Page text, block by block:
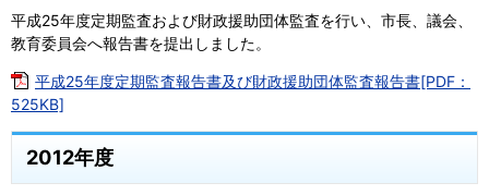
平成25年度定期監査および財政援助団体監査を行い、市長、議会、
教育委員会へ報告書を提出しました。
平成25年度定期監査報告書及び財政援助団体監査報告書[PDF：
525KB]
2012年度